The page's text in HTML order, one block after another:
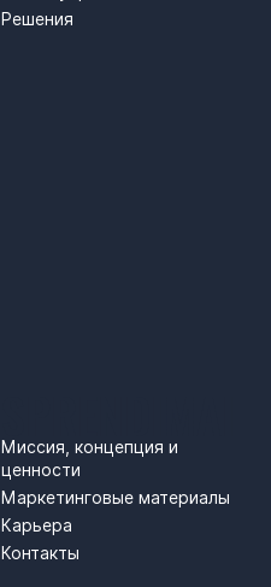
Решения
Миссия, концепция и
ценности
Маркетинговые материалы
Карьера
Контакты